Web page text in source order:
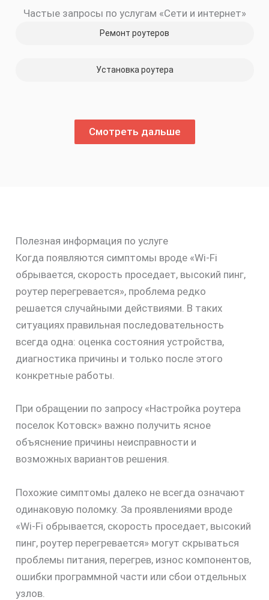
Частые запросы по услугам «Сети и интернет»
Ремонт роутеров
Установка роутера
Смотреть дальше
Полезная информация по услуге
Когда появляются симптомы вроде «Wi-Fi
обрывается, скорость проседает, высокий пинг,
роутер перегревается», проблема редко
решается случайными действиями. В таких
ситуациях правильная последовательность
всегда одна: оценка состояния устройства,
диагностика причины и только после этого
конкретные работы.
При обращении по запросу «Настройка роутера
поселок Котовск» важно получить ясное
объяснение причины неисправности и
возможных вариантов решения.
Похожие симптомы далеко не всегда означают
одинаковую поломку. За проявлениями вроде
«Wi-Fi обрывается, скорость проседает, высокий
пинг, роутер перегревается» могут скрываться
проблемы питания, перегрев, износ компонентов,
ошибки программной части или сбои отдельных
узлов.